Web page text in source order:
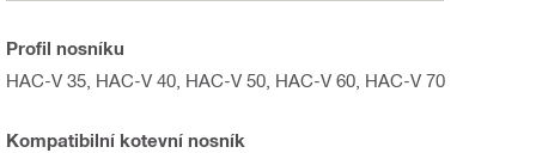
Profil nosníku
HAC-V 35, HAC-V 40, HAC-V 50, HAC-V 60, HAC-V 70
Kompatibilní kotevní nosník